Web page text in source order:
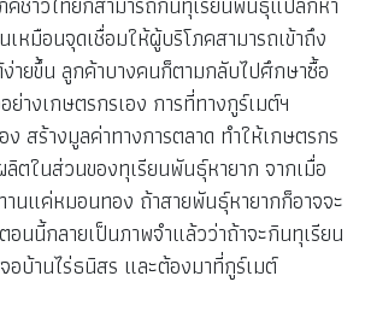
หมือนจุดเชื่อมให้ผู้บริโภคสามารถเข้าถึง
ายขึ้น ลูกค้าบางคนก็ตามกลับไปศึกษาซื้อ
างเกษตรกรเอง การที่ทางกูร์เมต์ฯ
สร้างมูลค่าทางการตลาด ทำให้เกษตรกร
ตในส่วนของทุเรียนพันธุ์หายาก จากเมื่อ
นแค่หมอนทอง ถ้าสายพันธุ์หายากก็อาจจะ
นนี้กลายเป็นภาพจำแล้วว่าถ้าจะกินทุเรียน
อบ้านไร่ธนิสร และต้องมาที่กูร์เมต์